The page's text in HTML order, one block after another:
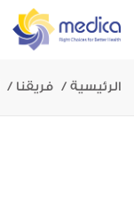
الرئيسية فريقنا